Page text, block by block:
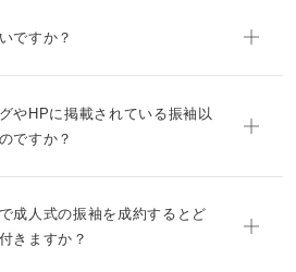
ですか？
やHPに掲載されている振袖以
ですか？
成人式の振袖を成約するとど
きますか？